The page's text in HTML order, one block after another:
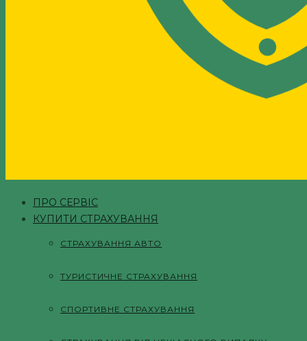
ПРО СЕРВІС
КУПИТИ СТРАХУВАННЯ
СТРАХУВАННЯ АВТО
ТУРИСТИЧНЕ СТРАХУВАННЯ
СПОРТИВНЕ СТРАХУВАННЯ